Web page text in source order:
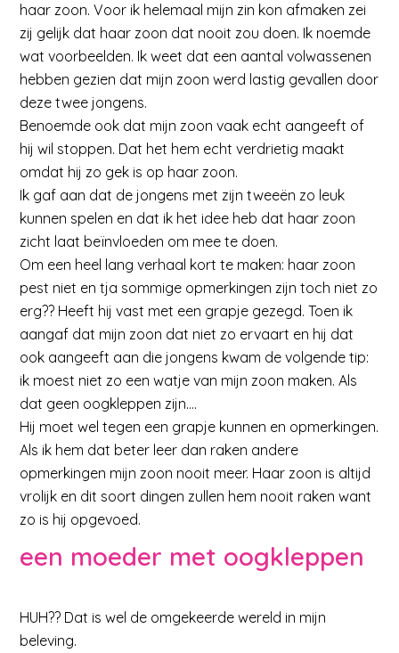
haar zoon. Voor ik helemaal mijn zin kon afmaken zei
zij gelijk dat haar zoon dat nooit zou doen. Ik noemde
wat voorbeelden. Ik weet dat een aantal volwassenen
hebben gezien dat mijn zoon werd lastig gevallen door
deze twee jongens.
Benoemde ook dat mijn zoon vaak echt aangeeft of
hij wil stoppen. Dat het hem echt verdrietig maakt
omdat hij zo gek is op haar zoon.
Ik gaf aan dat de jongens met zijn tweeën zo leuk
kunnen spelen en dat ik het idee heb dat haar zoon
zicht laat beïnvloeden om mee te doen.
Om een heel lang verhaal kort te maken: haar zoon
pest niet en tja sommige opmerkingen zijn toch niet zo
erg?? Heeft hij vast met een grapje gezegd. Toen ik
aangaf dat mijn zoon dat niet zo ervaart en hij dat
ook aangeeft aan die jongens kwam de volgende tip:
ik moest niet zo een watje van mijn zoon maken. Als
dat geen oogkleppen zijn….
Hij moet wel tegen een grapje kunnen en opmerkingen.
Als ik hem dat beter leer dan raken andere
opmerkingen mijn zoon nooit meer. Haar zoon is altijd
vrolijk en dit soort dingen zullen hem nooit raken want
zo is hij opgevoed.
een moeder met oogkleppen
HUH?? Dat is wel de omgekeerde wereld in mijn
beleving.